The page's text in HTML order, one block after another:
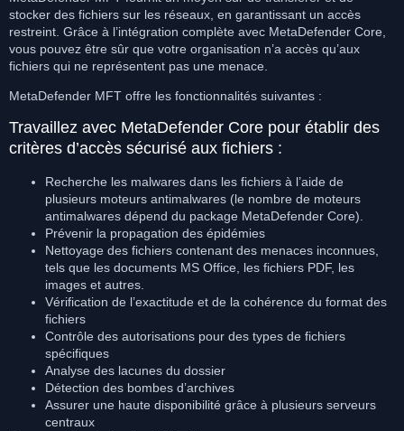
stocker des fichiers sur les réseaux, en garantissant un accès
restreint. Grâce à l’intégration complète avec MetaDefender Core,
vous pouvez être sûr que votre organisation n’a accès qu’aux
fichiers qui ne représentent pas une menace.
MetaDefender MFT offre les fonctionnalités suivantes :
Travaillez avec MetaDefender Core pour établir des
critères d’accès sécurisé aux fichiers :
Recherche les malwares dans les fichiers à l’aide de
plusieurs moteurs antimalwares (le nombre de moteurs
antimalwares dépend du package MetaDefender Core).
Prévenir la propagation des épidémies
Nettoyage des fichiers contenant des menaces inconnues,
tels que les documents MS Office, les fichiers PDF, les
images et autres.
Vérification de l’exactitude et de la cohérence du format des
fichiers
Contrôle des autorisations pour des types de fichiers
spécifiques
Analyse des lacunes du dossier
Détection des bombes d’archives
Assurer une haute disponibilité grâce à plusieurs serveurs
centraux